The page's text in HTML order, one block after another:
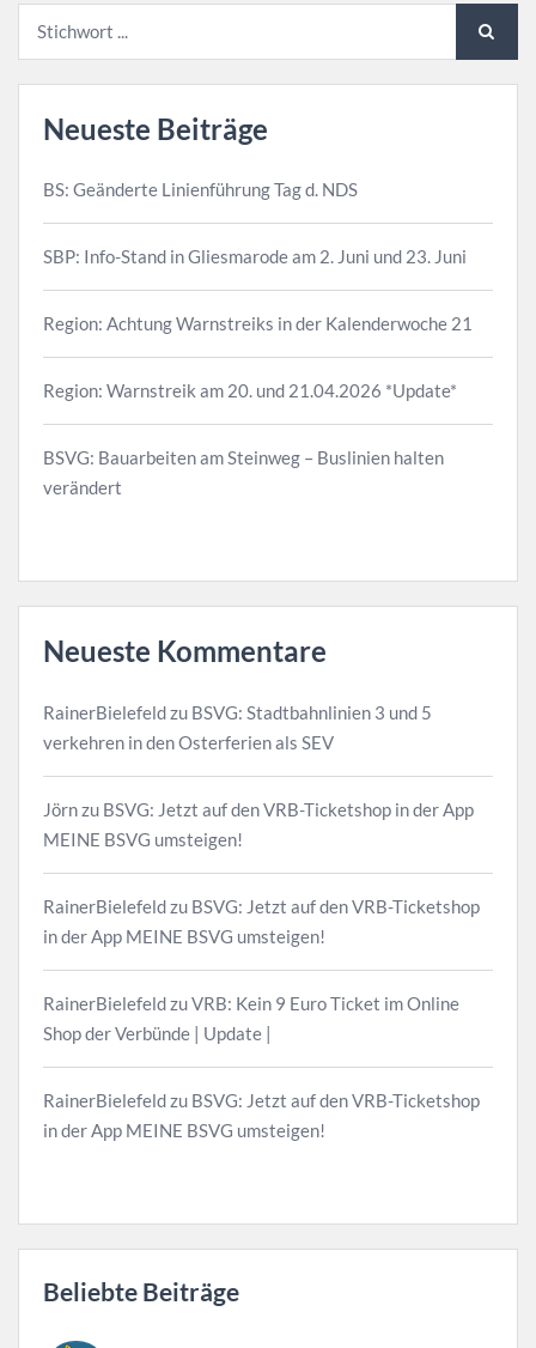
Neueste Beiträge
BS: Geänderte Linienführung Tag d. NDS
SBP: Info-Stand in Gliesmarode am 2. Juni und 23. Juni
Region: Achtung Warnstreiks in der Kalenderwoche 21
Region: Warnstreik am 20. und 21.04.2026 *Update*
BSVG: Bauarbeiten am Steinweg – Buslinien halten
verändert
Neueste Kommentare
RainerBielefeldzu BSVG: Stadtbahnlinien 3 und 5
verkehren in den Osterferien als SEV
Jörnzu BSVG: Jetzt auf den VRB-Ticketshop in der App
MEINE BSVG umsteigen!
RainerBielefeldzu BSVG: Jetzt auf den VRB-Ticketshop
in der App MEINE BSVG umsteigen!
RainerBielefeldzuVRB: Kein 9 Euro Ticket im Online
Shop der Verbünde | Update |
RainerBielefeldzu BSVG: Jetzt auf den VRB-Ticketshop
in der App MEINE BSVG umsteigen!
Beliebte Beiträge